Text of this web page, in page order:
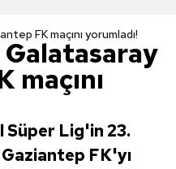
FK maçını yorumladı!
Galatasaray
maçını
Süper Lig'in 23.
FK'yı